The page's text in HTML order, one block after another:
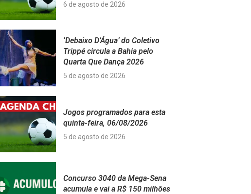
6 de agosto de 2026
‘Debaixo D’Água’ do Coletivo
Trippé circula a Bahia pelo
Quarta Que Dança 2026
5 de agosto de 2026
Jogos programados para esta
quinta-feira, 06/08/2026
5 de agosto de 2026
Concurso 3040 da Mega-Sena
acumula e vai a R$ 150 milhões